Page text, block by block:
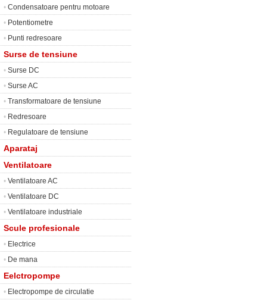
• Condensatoare pentru motoare
• Potentiometre
• Punti redresoare
Surse de tensiune
• Surse DC
• Surse AC
• Transformatoare de tensiune
• Redresoare
• Regulatoare de tensiune
Aparataj
Ventilatoare
• Ventilatoare AC
• Ventilatoare DC
• Ventilatoare industriale
Scule profesionale
• Electrice
• De mana
Eelctropompe
• Electropompe de circulatie